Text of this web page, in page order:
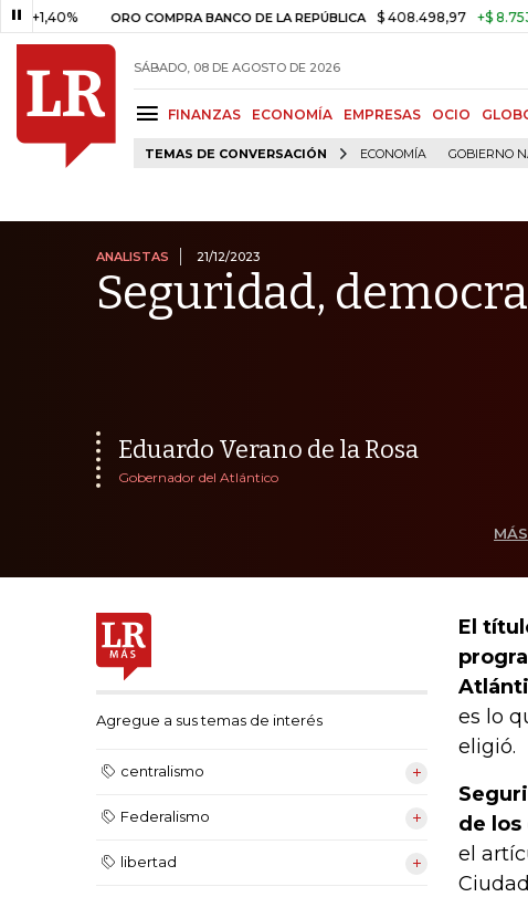
ORO COMPRA BANCO DE LA REPÚBLICA $ 408.498,97 +$ 8.753,81
SÁBADO, 08 DE AGOSTO DE 2026
FINANZAS ECONOMÍA EMPRESAS OCIO
TEMAS DE CONVERSACIÓN ECONOMÍA GOBIERNO
ANALISTAS 21/12/2023
Seguridad,
Eduardo Verano de la Rosa
Gobernador del Atlántico
Agregue a sus temas de interés
centralismo
Federalismo
libertad
El
es lo
eligió.
de
el